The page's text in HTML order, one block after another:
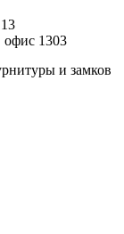
офис 1303
и замков